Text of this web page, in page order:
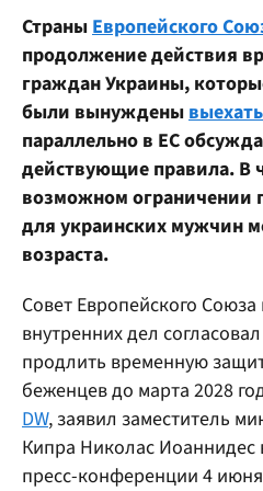
Страны Европейского
продолжение действия
граждан Украины,
были вынуждены
параллельно в ЕС
действующие правила. В
возможном ограничении
для украинских мужчин
возраста.
Совет Европейского
внутренних дел
продлить временную
беженцев до марта 2028
DW, заявил заместитель
Кипра Николас Иоаннидес
пресс-конференции 4